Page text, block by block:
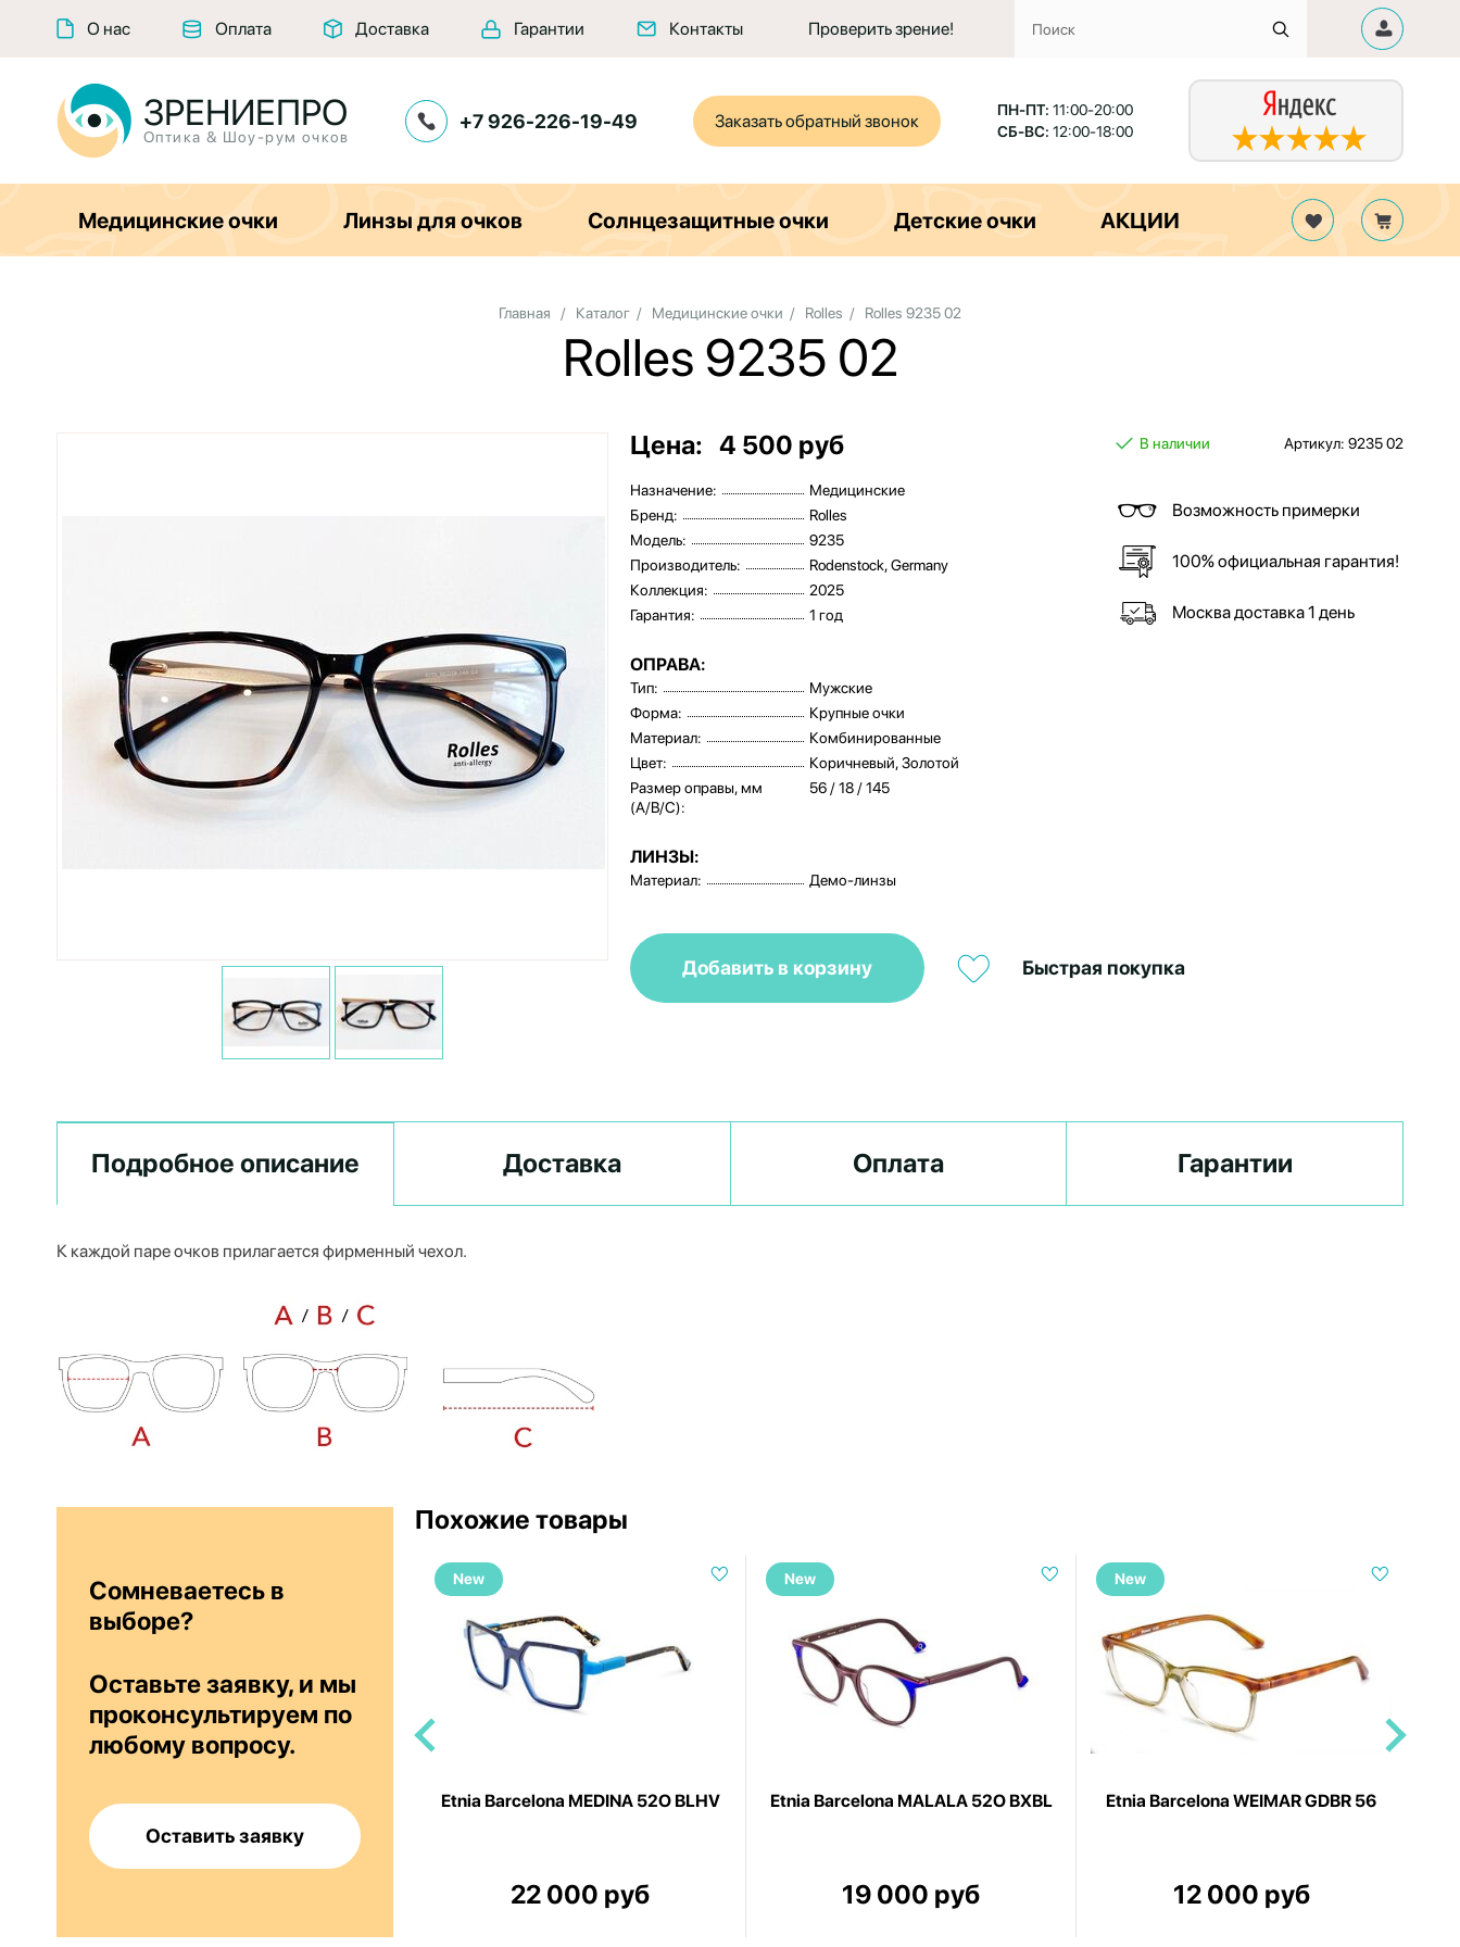
О нас Оплата Доставка Гарантии Контакты Проверить зрение!
ЗРЕНИЕПРО
Оптика & Шоу-рум очков
+7 926-226-19-49 Заказать обратный звонок
ПН-ПТ: 11:00-20:00
СБ-ВС: 12:00-18:00
Медицинские очки Линзы для очков Солнцезащитные очки Детские очки АКЦИИ
Главная / Каталог / Медицинские очки / Rolles / Rolles 9235 02
Rolles 9235 02
Цена: 4 500 руб
Назначение:
Медицинские
Бренд:
Rolles
Модель:
9235
Производитель:
Rodenstock, Germany
Коллекция:
2025
Гарантия:
1 год
ОПРАВА:
Тип:
Мужские
Форма:
Крупные очки
Материал:
Комбинированные
Цвет:
Коричневый, Золотой
Размер оправы, мм
(A/B/C):
56 / 18 / 145
ЛИНЗЫ:
Материал: Демо-линзы
В наличии Артикул: 9235 02
Возможность примерки
100% официальная гарантия!
Москва доставка 1 день
Добавить в корзину Быстрая покупка
Подробное описание Доставка Оплата Гарантии
К каждой паре очков прилагается фирменный чехол.
Сомневаетесь в
выборе?
Оставьте заявку, и мы
проконсультируем по
любому вопросу.
Оставить заявку
Похожие товары
Etnia Barcelona VICE22 51O FUCU
New
Etnia Barcelona MEDINA 52O BLHV
22 000 руб
New
Etnia Barcelona MALALA 52O BXBL
19 000 руб
New
Etnia Barcelona WEIMAR GDBR 56
12 000 руб